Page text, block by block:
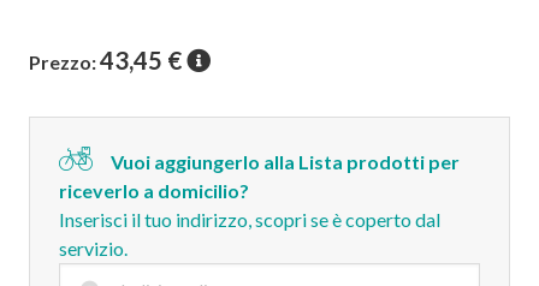
Prezzo:43,45 €
Vuoi aggiungerlo alla Lista prodotti per
riceverlo a domicilio?
Inserisci il tuo indirizzo, scopri se è coperto dal
servizio.